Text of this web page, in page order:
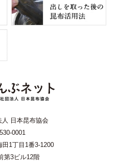
人 日本昆布協会
0001
田1丁目1番3-1200
第3ビル12階